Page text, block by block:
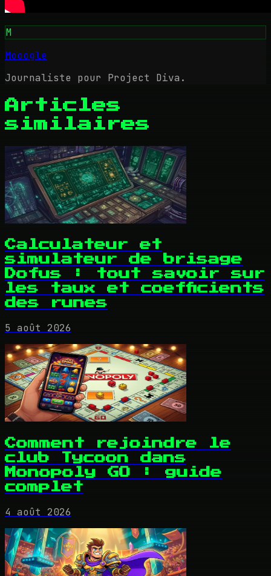
M
Mooogle
Journaliste pour Project Diva.
Articles
similaires
Calculateur et
simulateur de brisage
Dofus : tout savoir sur
les taux et coefficients
des runes
5 août 2026
Comment rejoindre le
club Tycoon dans
Monopoly GO : guide
complet
4 août 2026